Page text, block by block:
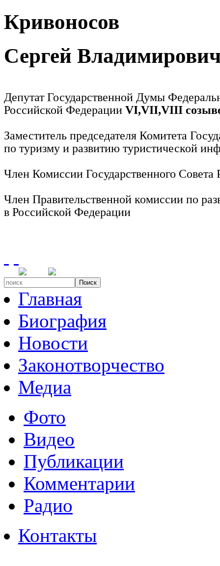
Кривоносов
Сергей
Депутат Государственной Думы
Российской Федерации VI,VII,VIII
Заместитель председателя Комитета
по туризму и развитию туристической
Член Комиссии Государственного
Член Правительственной комиссии по
в Российской Федерации
Поиск
Главная
Биография
Новости
Законотворчество
Медиа
Фото
Видео
Публикации
Комментарии
Радио
Контакты